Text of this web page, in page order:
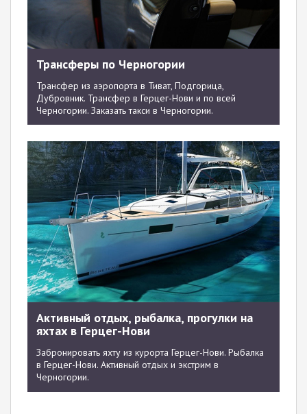
Трансферы по Черногории
Трансфер из аэропорта в Тиват, Подгорица,
Дубровник. Трансфер в Герцег-Нови и по всей
Черногории. Заказать такси в Черногории.
Активный отдых, рыбалка, прогулки на
яхтах в Герцег-Нови
Забронировать яхту из курорта Герцег-Нови. Рыбалка
в Герцег-Нови. Активный отдых и экстрим в
Черногории.